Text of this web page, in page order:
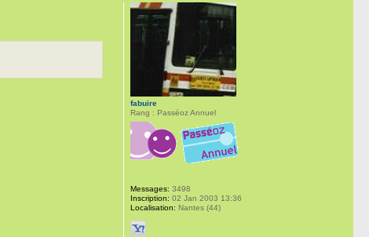
fabuire
Rang : Passéoz Annuel
Messages: 3498
Inscription: 02 Jan 2003 13:36
Localisation: Nantes (44)